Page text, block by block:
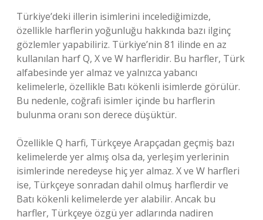
Türkiye’deki illerin isimlerini incelediğimizde,
özellikle harflerin yoğunluğu hakkında bazı ilginç
gözlemler yapabiliriz. Türkiye’nin 81 ilinde en az
kullanılan harf Q, X ve W harfleridir. Bu harfler, Türk
alfabesinde yer almaz ve yalnızca yabancı
kelimelerle, özellikle Batı kökenli isimlerde görülür.
Bu nedenle, coğrafi isimler içinde bu harflerin
bulunma oranı son derece düşüktür.
Özellikle Q harfi, Türkçeye Arapçadan geçmiş bazı
kelimelerde yer almış olsa da, yerleşim yerlerinin
isimlerinde neredeyse hiç yer almaz. X ve W harfleri
ise, Türkçeye sonradan dahil olmuş harflerdir ve
Batı kökenli kelimelerde yer alabilir. Ancak bu
harfler, Türkçeye özgü yer adlarında nadiren